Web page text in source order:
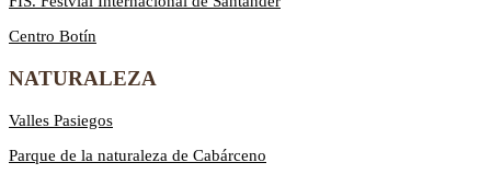
Centro Botín
NATURALEZA
Valles Pasiegos
Parque de la naturaleza de Cabárceno